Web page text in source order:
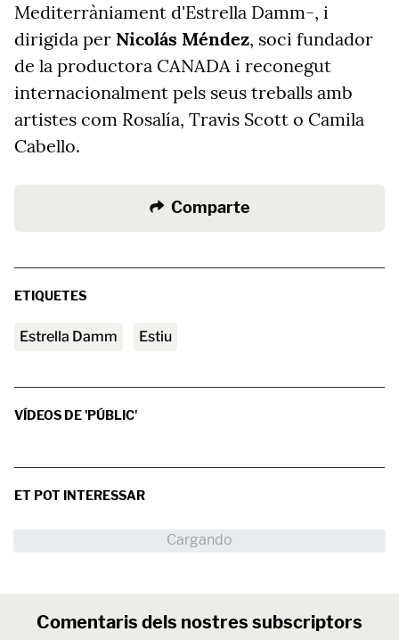
Mediterràniament d'Estrella Damm-, i
dirigida per Nicolás Méndez, soci fundador
de la productora CANADA i reconegut
internacionalment pels seus treballs amb
artistes com Rosalía, Travis Scott o Camila
Cabello.
Comparte
ETIQUETES
Estrella Damm estiu
VÍDEOS DE 'PÚBLIC'
ET POT INTERESSAR
Comentaris dels nostres subscriptors